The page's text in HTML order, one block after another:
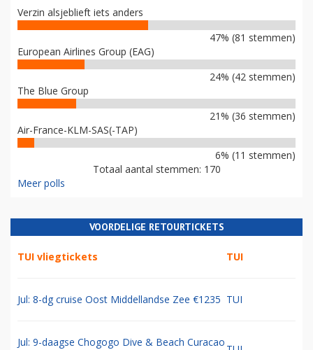
Verzin alsjeblieft iets anders
47% (81 stemmen)
European Airlines Group (EAG)
24% (42 stemmen)
The Blue Group
21% (36 stemmen)
Air-France-KLM-SAS(-TAP)
6% (11 stemmen)
Totaal aantal stemmen: 170
Meer polls
VOORDELIGE RETOURTICKETS
TUI vliegtickets TUI
Jul: 8-dg cruise Oost Middellandse Zee €1235 TUI
Jul: 9-daagse Chogogo Dive & Beach Curacao